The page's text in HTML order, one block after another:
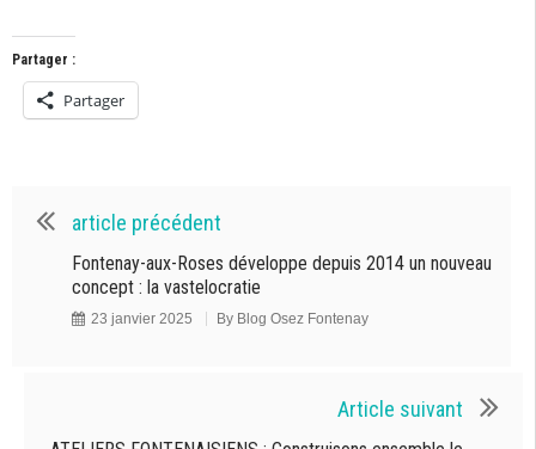
Partager :
Partager
article précédent
Fontenay-aux-Roses développe depuis 2014 un nouveau
concept : la vastelocratie
23 janvier 2025 By Blog Osez Fontenay
Article suivant